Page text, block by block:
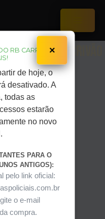
PAULO – Escrivão
×
RB CARREIRAS
de hoje, o
desativado. A
todas as
estarão
no novo
PARA O
ANTIGOS):
pelo link oficial:
o e-mail
compra.